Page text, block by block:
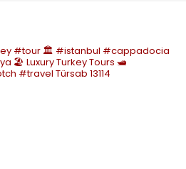
#tour 🏛️ #istanbul #cappadocia
🏖️ Luxury Turkey Tours 🛥️
#travel Türsab 13114